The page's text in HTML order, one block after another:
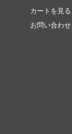
カートを見る
お問い合わせ